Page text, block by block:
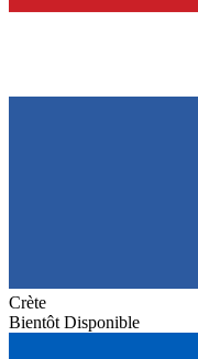
Crète
Bientôt Disponible